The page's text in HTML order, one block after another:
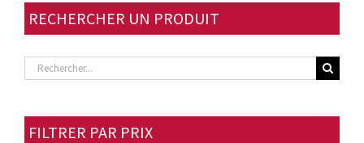
RECHERCHER UN PRODUIT
Rechercher
FILTRER PAR PRIX